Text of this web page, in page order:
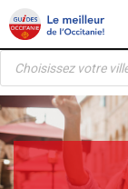
Skip
to
content
Recherche
produits